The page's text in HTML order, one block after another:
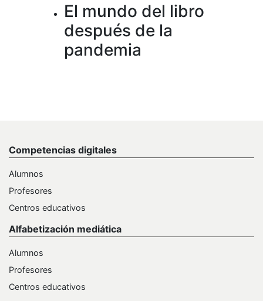
El mundo del libro
después de la
pandemia
Competencias digitales
Alumnos
Profesores
Centros educativos
Alfabetización mediática
Alumnos
Profesores
Centros educativos